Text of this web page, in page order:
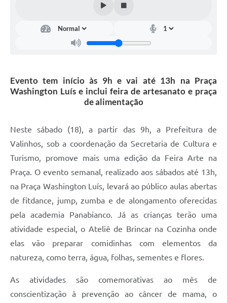
Galeria de Vídeos
Editais
Links
Serviços Online
Telefones Úteis
Enquete
Jornal
Agenda
Evento tem início às 9h e vai até 13h na Praça
Washington Luís e inclui feira de artesanato e praça
de alimentação
Neste sábado (18), a partir das 9h, a Prefeitura de
Valinhos, sob a coordenação da Secretaria de Cultura e
Turismo, promove mais uma edição da Feira Arte na
Praça. O evento semanal, realizado aos sábados até 13h,
na Praça Washington Luís, levará ao público aulas abertas
de fitdance, jump, zumba e de alongamento oferecidas
pela academia Panabianco. Já as crianças terão uma
atividade especial, o Ateliê de Brincar na Cozinha onde
elas vão preparar comidinhas com elementos da
natureza, como terra, água, folhas, sementes e flores.
As atividades são comemorativas ao mês de
conscientização à prevenção ao câncer de mama, o